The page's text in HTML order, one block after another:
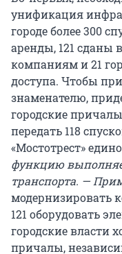
унификация
городе более 300
аренды, 121 сданы
компаниям и 21
доступа. Чтобы
знаменателю,
городские
передать 118
«Мостотрест»
функцию
транспорта. —
модернизировать
121 оборудовать
городские власти
причалы,